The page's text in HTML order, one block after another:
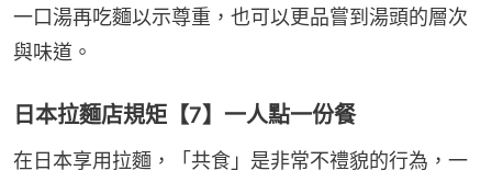
一口湯再吃麵以示尊重，也可以更品嘗到湯頭的層次
與味道。
日本拉麵店規矩【7】一人點一份餐
在日本享用拉麵，「共食」是非常不禮貌的行為，一